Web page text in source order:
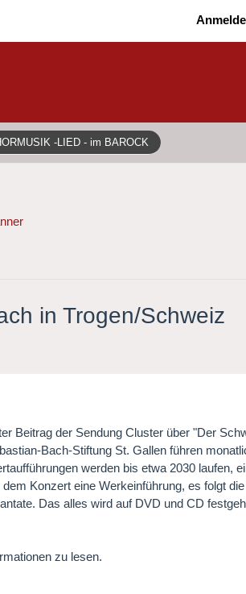
-LIED - im BAROCK
in Trogen/Schweiz
Beitrag der Sendung Cluster über "Der
Bach-Stiftung St. Gallen führen
werden bis etwa 2030 laufen,
Konzert eine Werkeinführung, es folgt
Das alles wird auf DVD und CD
zu lesen.